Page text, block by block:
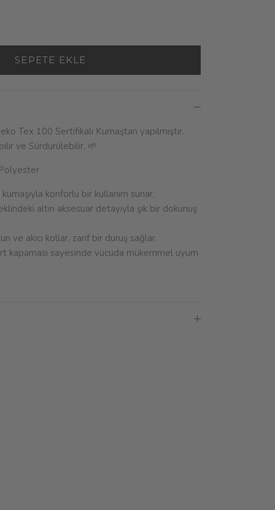
SEPETE EKLE
Tex 100 Sertifikalı Kumaştan yapılmıştır.
ve Sürdürülebilir. 🌱
konforlu bir kullanım sunar.
altın aksesuar detayıyla şık bir dokunuş
ve akıcı kollar, zarif bir duruş sağlar.
kapaması sayesinde vücuda mükemmel uyum